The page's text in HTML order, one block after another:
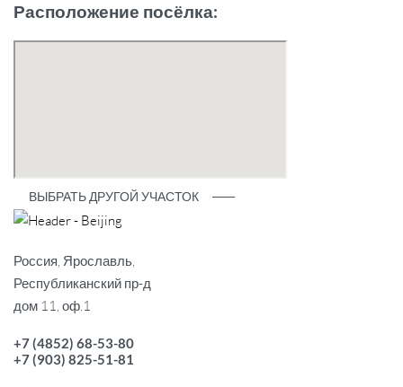
Расположение посёлка:
ВЫБРАТЬ ДРУГОЙ УЧАСТОК
Россия, Ярославль,
Республиканский пр-д
дом 11, оф.1
+7 (4852) 68-53-80
+7 (903) 825-51-81